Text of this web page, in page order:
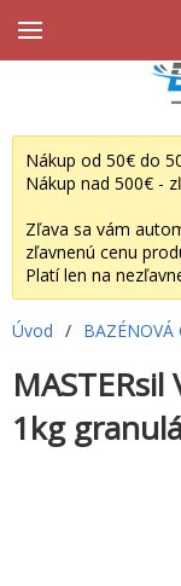
Nákup od 50€ do
Nákup nad 500€ -
Zľava sa vám
zľavnenú cenu
Platí len na
Úvod / BAZÉNOVÁ
1kg